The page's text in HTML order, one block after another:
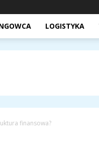
LOGISTYKA
finansowa?